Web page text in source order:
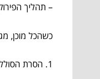
– תהליך
כשהכל מוכן,
1. הסרת הסוללה